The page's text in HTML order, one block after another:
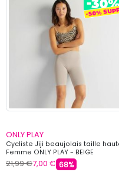
ONLY PLAY
Cycliste Jiji beaujolais taille
Femme ONLY PLAY - BEIGE
21,99 €7,00 € 68%